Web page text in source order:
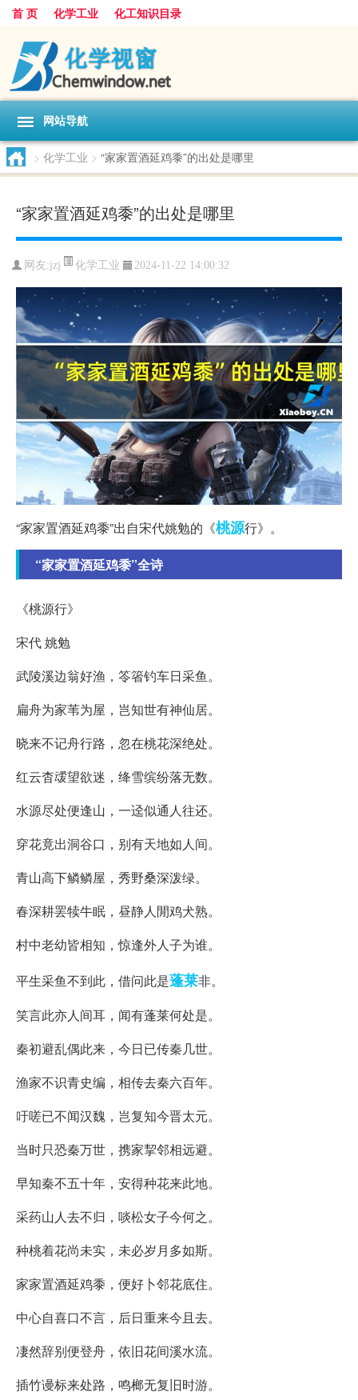
首 页 化学工业 化工知识目录
网站导航
> 化学工业 > “家家置酒延鸡黍”的出处是哪里
“家家置酒延鸡黍”的出处是哪里
网友:jzj 化学工业 2024-11-22 14:00:32
“家家置酒延鸡黍”出自宋代姚勉的《桃源行》。
“家家置酒延鸡黍”全诗
《桃源行》
宋代 姚勉
武陵溪边翁好渔，笭箵钓车日采鱼。
扁舟为家苇为屋，岂知世有神仙居。
晓来不记舟行路，忽在桃花深绝处。
红云杳叆望欲迷，绛雪缤纷落无数。
水源尽处便逢山，一迳似通人往还。
穿花竟出洞谷口，别有天地如人间。
青山高下鳞鳞屋，秀野桑深泼绿。
春深耕罢犊牛眠，昼静人閒鸡犬熟。
村中老幼皆相知，惊逢外人子为谁。
平生采鱼不到此，借问此是蓬莱非。
笑言此亦人间耳，闻有蓬莱何处是。
秦初避乱偶此来，今日已传秦几世。
渔家不识青史编，相传去秦六百年。
吁嗟已不闻汉魏，岂复知今晋太元。
当时只恐秦万世，携家挈邻相远避。
早知秦不五十年，安得种花来此地。
采药山人去不归，啖松女子今何之。
种桃着花尚未实，未必岁月多如斯。
家家置酒延鸡黍，便好卜邻花底住。
中心自喜口不言，后日重来今且去。
凄然辞别便登舟，依旧花间溪水流。
插竹谩标来处路，鸣榔无复旧时游。